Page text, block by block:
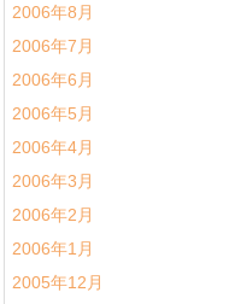
2006年8月
2006年7月
2006年6月
2006年5月
2006年4月
2006年3月
2006年2月
2006年1月
2005年12月